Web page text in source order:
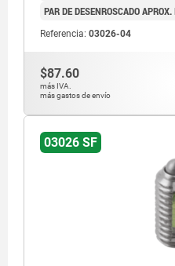
L2 = aprox. dos filetes
PAR DE DESENROSCADO
Referencia: 03026-04
$87.60
más IVA.
más gastos de envío
03026 SF